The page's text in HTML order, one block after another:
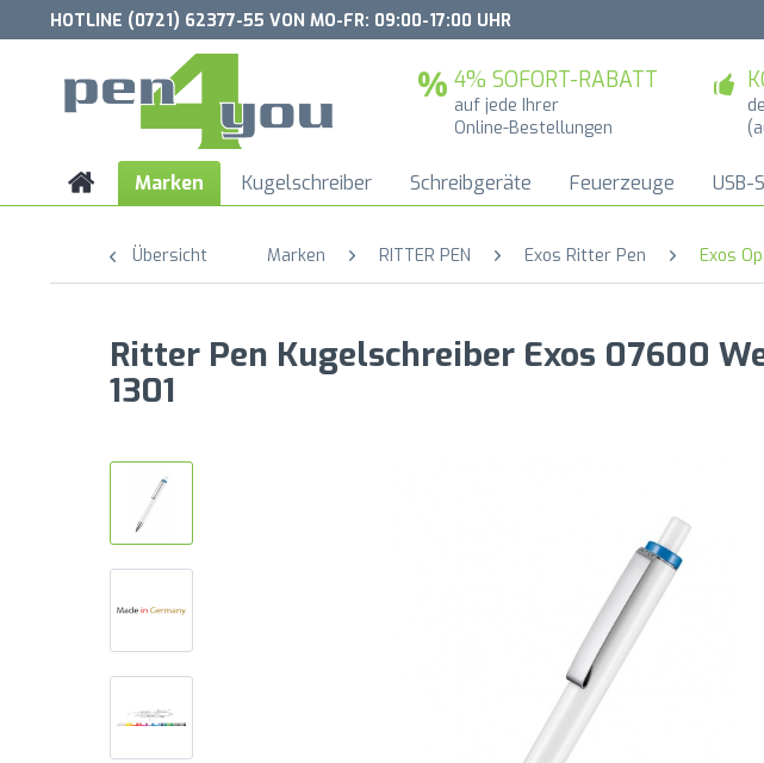
HOTLINE (0721) 62377-55 VON MO-FR: 09:00-17:00 UHR
4% SOFORT-RABATT
auf jede Ihrer
Online-Bestellungen
Marken Kugelschreiber Schreibgeräte Feuerzeuge USB-
Übersicht Marken RITTER PEN Exos Ritter Pen Exos
Ritter Pen Kugelschreiber Exos 07600
1301